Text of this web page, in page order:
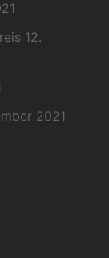
12.
2021